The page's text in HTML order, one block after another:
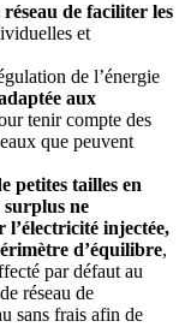
de faciliter les
et
de l’énergie
aux
tenir compte des
que peuvent
petites tailles en
ne
l’électricité injectée,
d’équilibre,
par défaut au
réseau de
sans frais afin de